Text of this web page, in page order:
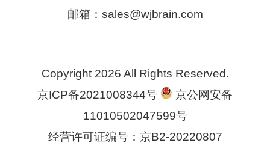
邮箱：sales@wjbrain.com
Copyright 2026 All Rights Reserved.
京ICP备2021008344号
京公网安备
11010502047599号
经营许可证编号：京B2-20220807